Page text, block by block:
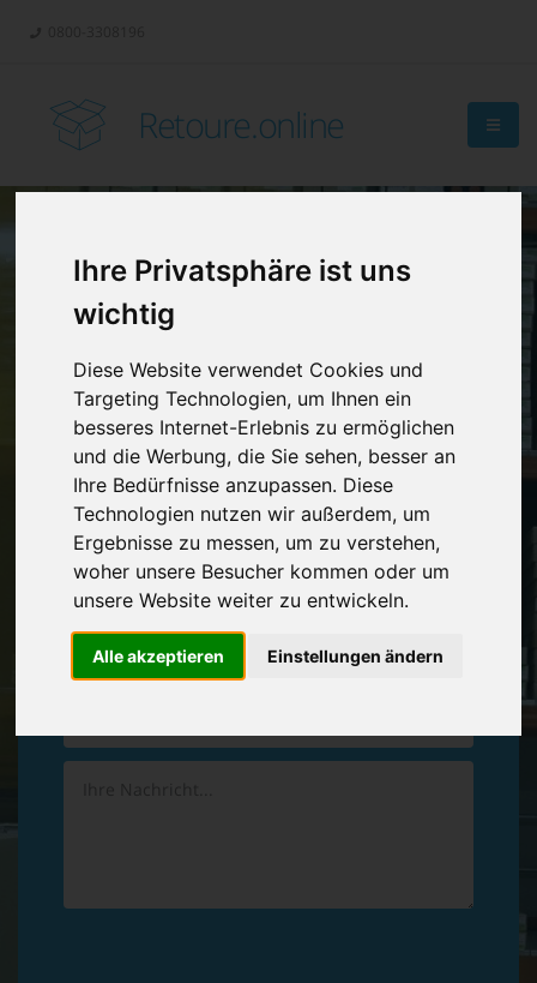
Ihre Privatsphäre ist uns
wichtig
Diese Website verwendet Cookies und
Targeting Technologien, um Ihnen ein
besseres Internet-Erlebnis zu ermöglichen
und die Werbung, die Sie sehen, besser an
Ihre Bedürfnisse anzupassen. Diese
Technologien nutzen wir außerdem, um
Ergebnisse zu messen, um zu verstehen,
woher unsere Besucher kommen oder um
unsere Website weiter zu entwickeln.
Alle akzeptieren Einstellungen ändern
Retoure.online
Retouren-
Management?
Vereinbaren Sie einenRückruf
Hinterlassen Sie uns gern eine persönliche Nachricht.